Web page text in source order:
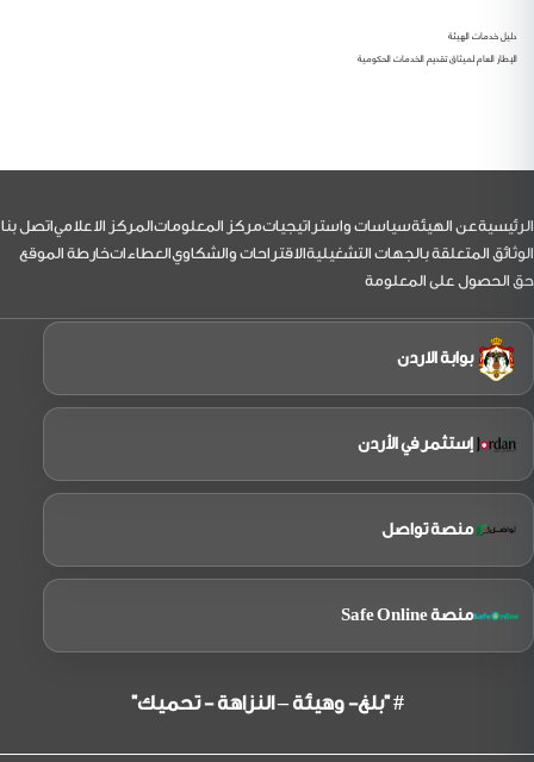
دليل خدمات الهيئة
الإطار العام لميثاق تقديم الخدمات الحكومية
التذييل
الرئيسيةعن الهيئةسياسات واستراتيجياتمركز المعلوماتالمركز الاعلامياتصل بنا
الوثائق المتعلقة بالجهات التشغيليةالاقتراحات والشكاويالعطاءاتخارطة الموقع
حق الحصول على المعلومة
بوابة الاردن
إستثمر في الأردن
منصة تواصل
منصة Safe Online
# "بلغ- وهيئة – النزاهة - تحميك"